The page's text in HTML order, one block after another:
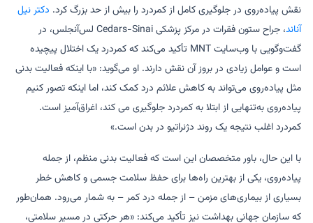
نقش پیاده‌روی در جلوگیری کامل از کمردرد را بیش از حد بزرگ کرد. دکتر نیل
آناند
، جراح ستون فقرات در مرکز پزشکی Cedars-Sinai لس‌آنجلس، در
گفت‌وگویی با وب‌سایت MNT تأکید می‌کند که کمردرد یک اختلال پیچیده
است و عوامل زیادی در بروز آن نقش دارند. او می‌گوید: «با اینکه فعالیت بدنی
مثل پیاده‌روی می‌تواند به کاهش علائم درد کمک کند، اما اینکه تصور کنیم
پیاده‌روی به‌تنهایی از ابتلا به کمردرد جلوگیری می کند، اغراق‌آمیز است.
کمردرد اغلب نتیجه یک روند دژنراتیو در بدن است.»
با این حال، باور متخصصان این است که فعالیت بدنی منظم، از جمله
پیاده‌روی، یکی از بهترین راه‌ها برای حفظ سلامت جسمی و کاهش خطر
بسیاری از بیماری‌های مزمن – از جمله درد کمر – به شمار می‌رود. همان‌طور
که سازمان جهانی بهداشت نیز تأکید می‌کند: «هر حرکتی در مسیر سلامتی،